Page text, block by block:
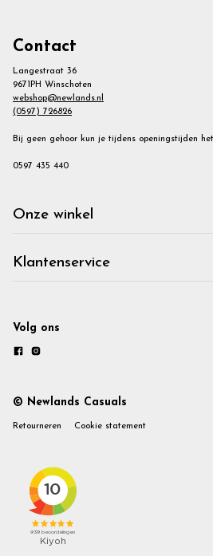
Contact
Langestraat 36
9671PH Winschoten
webshop@newlands.nl
(0597) 726826
Bij geen gehoor kun je tijdens openingstijden
0597 435 440
Onze winkel
Klantenservice
Volg ons
© Newlands Casuals
Retourneren Cookie statement